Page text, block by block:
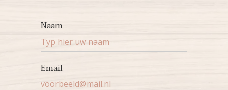
Naam
Email